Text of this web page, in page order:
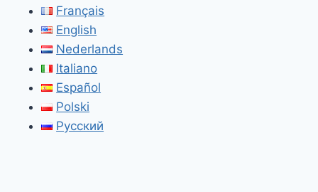
Français
English
Nederlands
Italiano
Español
Polski
Русский